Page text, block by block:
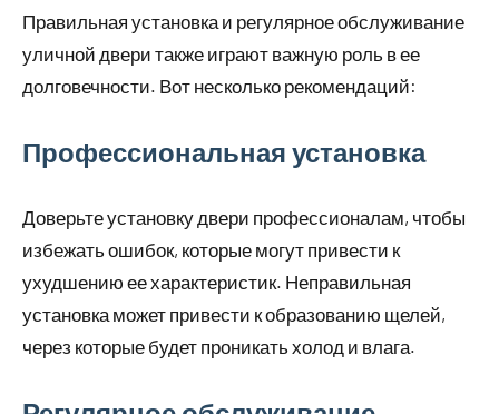
Правильная установка и регулярное обслуживание
уличной двери также играют важную роль в ее
долговечности. Вот несколько рекомендаций:
Профессиональная установка
Доверьте установку двери профессионалам, чтобы
избежать ошибок, которые могут привести к
ухудшению ее характеристик. Неправильная
установка может привести к образованию щелей,
через которые будет проникать холод и влага.